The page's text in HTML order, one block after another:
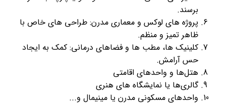
برسند.
پروژه های لوکس و معماری مدرن: طراحی های خاص با
ظاهر تمیز و منظم.
کلینیک ها، مطب ها و فضاهای درمانی: کمک به ایجاد
حس آرامش.
هتل‌ها و واحدهای اقامتی
گالری‌ها یا نمایشگاه های هنری
واحدهای مسکونی مدرن یا مینیمال و...